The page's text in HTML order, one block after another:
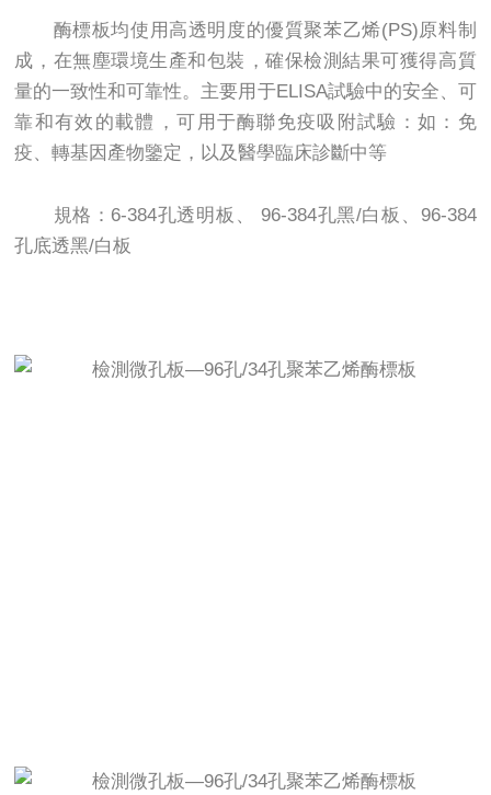
酶標板均使用高透明度的優質聚苯乙烯(PS)原料制
成，在無塵環境生產和包裝，確保檢測結果可獲得高質
量的一致性和可靠性。主要用于ELISA試驗中的安全、可
靠和有效的載體，可用于酶聯免疫吸附試驗：如：免
疫、轉基因產物鑒定，以及醫學臨床診斷中等
規格：6-384孔透明板、 96-384孔黑/白板、96-384
孔底透黑/白板